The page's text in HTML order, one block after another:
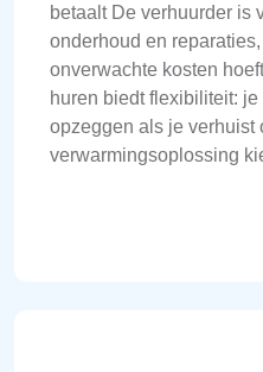
betaalt De verhuurder is
onderhoud en
onverwachte kosten
huren biedt flexibiliteit:
opzeggen als je verhuist
verwarmingsoplossing